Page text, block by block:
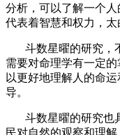
分析，可以了解一个
代表着智慧和权力，太
斗数星曜的研究，
需要对命理学有一定
以更好地理解人的命
导。
斗数星曜的研究也
民对自然的观察和理